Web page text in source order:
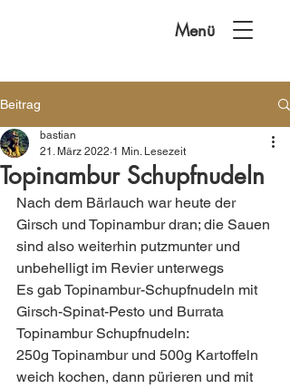
Menü
Beitrag
Topinambur Schupfnudeln
bastian
21. März 2022 1 Min. Lesezeit
Nach dem Bärlauch war heute der
Girsch und Topinambur dran; die Sauen
sind also weiterhin putzmunter und
unbehelligt im Revier unterwegs
Es gab Topinambur-Schupfnudeln mit
Girsch-Spinat-Pesto und Burrata
Topinambur Schupfnudeln:
250g Topinambur und 500g Kartoffeln
weich kochen, dann pürieren und mit